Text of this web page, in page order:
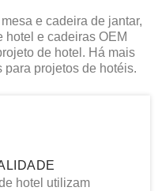
e cadeira de jantar,
hotel e cadeiras OEM
de hotel. Há mais
projetos de hotéis.
hotel utilizam